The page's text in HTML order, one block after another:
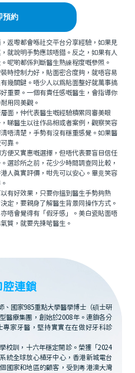
預約
嚟都會喺社交平台分享經驗，如果見
就說明手勢應該唔錯。反之，如果有人
呢啲都係判斷醫生熟練程度嘅參照。
控制力好，貼面密合度夠，就唔容易
幾關鍵。唔少人以爲貼面整好就萬事搞
重要。一個有責任感嘅醫生，會指導你
用同美觀。
，仲代表醫生嘅經驗積累同審美眼
睇醫生以往作品相或者案例，觀察笑容
唔清楚，手勢有沒有穩重感覺。如果醫
靠。
又實惠嘅選擇，但唔代表要盲目信任
選診所之前，花少少時間調查同比較，
人真實評價，咁先可以安心。畢竟笑容
好效果，只要你搵到醫生手勢夠熟
定，要親身了解醫生背景同操作方式。
唔會覺得有「假牙感」。美白瓷貼面唔
質，就要先揀啱醫生。
腔連鎖
、國家985重點大學醫學博士（碩士研
醫療集團，創始於2008年。連鎖各分
家牙醫，堅持實實在在做好牙科診
校訓，十六年穩定開診。榮獲「2024
統全球放心植牙中心，香港新城電台
國家和地區的顧客，受到粵港澳大灣